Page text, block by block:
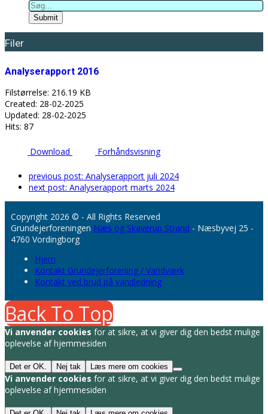
Submit
Filer
Analyserapport 2016
Filstørrelse: 216.19 KB
Created: 28-02-2025
Updated: 28-02-2025
Hits: 87
Download Forhåndsvisning
previous post: Analyserapport juli 2024
next post: Analyserapport marts 2024
Copyright 2026 © - All Rights Reserved
Grundejerforeningen Næs og Skaverup Strand - Næsbyvej 25 -
4760 Vordingborg
Hjem
Kontakt Grundejerforening / Vandværk
Kontakt ved brud på vandledning
Back To Top
Vi anvender cookies for at sikre, at vi giver dig den bedst mulige
oplevelse af hjemmesiden
Det er OK. Nej tak Læs mere om cookies
Vi anvender cookies for at sikre, at vi giver dig den bedst mulige
oplevelse af hjemmesiden